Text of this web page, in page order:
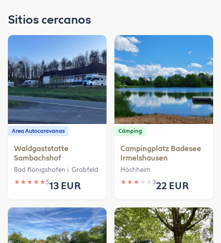
Sitios cercanos
Area Autocaravanas
Waldgaststatte
Sambachshof
Bad Königshofen i. Grabfeld
★ ★ ★ ★ ★513 EUR
Cámping
Campingplatz Badesee
Irmelshausen
Höchheim
★ ★ ★ ★ ★ 322 EUR